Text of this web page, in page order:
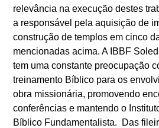
relevância na execução destes
a responsável pela aquisição de
construção de templos em cinco
mencionadas acima. A IBBF
tem uma constante preocupação
treinamento Bíblico para os
obra missionária, promovendo
conferências e mantendo o
Bíblico Fundamentalista.  Das